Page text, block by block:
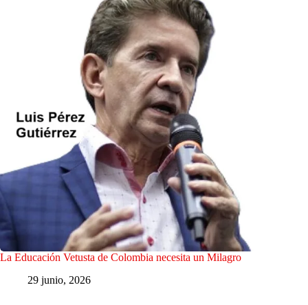
La Educación Vetusta de Colombia necesita un Milagro
29 junio, 2026